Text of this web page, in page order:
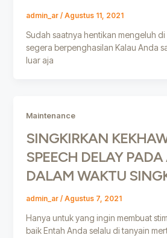
admin_ar / Agustus 11, 2021
Sudah saatnya hentikan mengeluh di
segera berpenghasilan Kalau Anda
luar aja
Maintenance
SINGKIRKAN
SPEECH DELAY
DALAM WAKTU
admin_ar / Agustus 7, 2021
Hanya untuk yang ingin membuat
baik Entah Anda selalu di tanyain